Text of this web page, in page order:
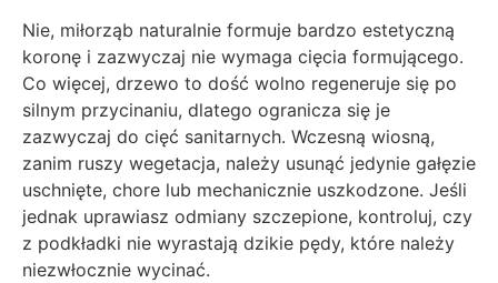
Nie, miłorząb naturalnie formuje bardzo estetyczną
koronę i zazwyczaj nie wymaga cięcia formującego.
Co więcej, drzewo to dość wolno regeneruje się po
silnym przycinaniu, dlatego ogranicza się je
zazwyczaj do cięć sanitarnych. Wczesną wiosną,
zanim ruszy wegetacja, należy usunąć jedynie gałęzie
uschnięte, chore lub mechanicznie uszkodzone. Jeśli
jednak uprawiasz odmiany szczepione, kontroluj, czy
z podkładki nie wyrastają dzikie pędy, które należy
niezwłocznie wycinać.